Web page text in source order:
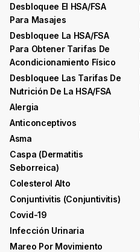
Desbloquee El HSA/FSA
Para Masajes
Desbloquee La HSA/FSA
Para Obtener Tarifas De
Acondicionamiento Físico
Desbloquee Las Tarifas De
Nutrición De La HSA/FSA
Alergia
Anticonceptivos
Asma
Caspa (dermatitis
Seborreica)
Colesterol Alto
Conjuntivitis (conjuntivitis)
Covid-19
Infección Urinaria
Mareo Por Movimiento